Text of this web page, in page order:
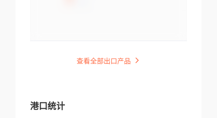
查看全部出口产品
港口统计